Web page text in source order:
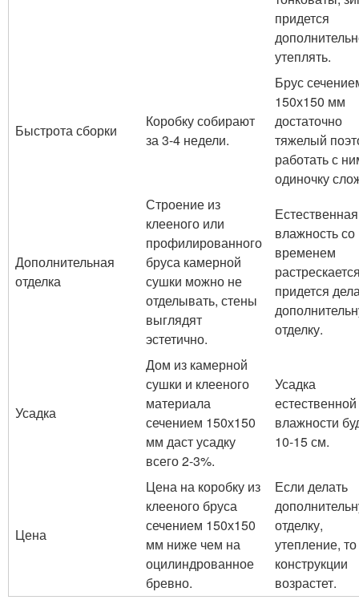
придется
утеплять.
Быстрота сборки
Коробку собирают
за 3-4 недели.
Брус
150х150 мм
достаточно
тяжелый
работать с
одиночку
Дополнительная
отделка
Строение из
клееного или
профилированного
бруса камерной
сушки можно не
отделывать, стены
выглядят
эстетично.
Естественная
влажность со
временем
придется
отделку.
Усадка
Дом из камерной
сушки и клееного
материала
сечением 150х150
мм даст усадку
всего 2-3%.
Усадка
естественной
влажности
10-15 см.
Цена
Цена на коробку из
клееного бруса
сечением 150х150
мм ниже чем на
оцилиндрованное
бревно.
Если делать
отделку,
утепление,
конструкции
возрастет.